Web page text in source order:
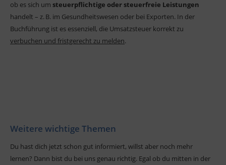
ob es sich um steuerpflichtige oder steuerfreie Leistungen
handelt – z. B. im Gesundheitswesen oder bei Exporten. In der
Buchführung ist es essenziell, die Umsatzsteuer korrekt zu
verbuchen und fristgerecht zu melden.
Weitere wichtige Themen
Du hast dich jetzt schon gut informiert, willst aber noch mehr
lernen? Dann bist du bei uns genau richtig. Egal ob du mitten in der